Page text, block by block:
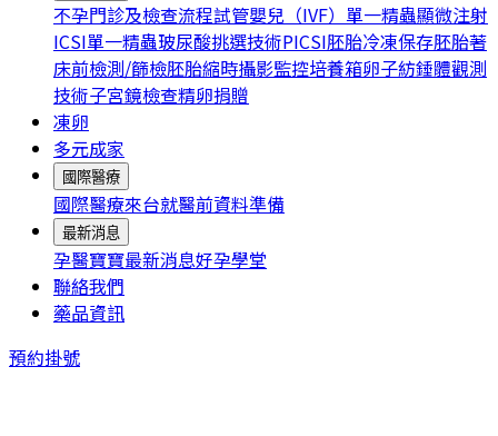
不孕門診及檢查流程試管嬰兒（IVF） 單一精蟲顯微注射
ICSI單一精蟲玻尿酸挑選技術PICSI胚胎冷凍保存胚胎著
床前檢測/篩檢胚胎縮時攝影監控培養箱卵子紡錘體觀測
技術子宮鏡檢查精卵捐贈
凍卵
多元成家
國際醫療
國際醫療來台就醫前資料準備
最新消息
孕醫寶寶最新消息好孕學堂
聯絡我們
藥品資訊
預約掛號